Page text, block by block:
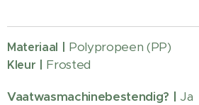
Materiaal | Polypropeen (PP)
Kleur | Frosted
Vaatwasmachinebestendig? | Ja